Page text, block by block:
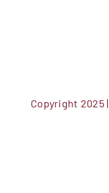
Copyright 2025 |